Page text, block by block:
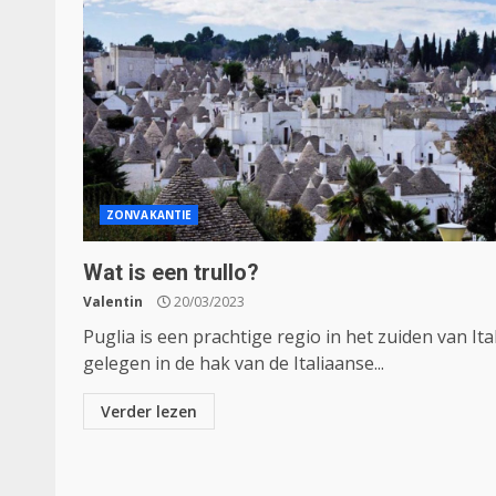
ZONVAKANTIE
Wat is een trullo?
Valentin 20/03/2023
Puglia is een prachtige regio in het zuiden van
gelegen in de hak van de Italiaanse...
Verder lezen